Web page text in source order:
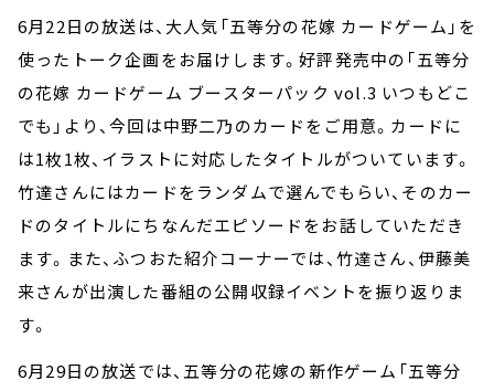
6月22日の放送は、大人気「五等分の花嫁 カードゲーム」を
使ったトーク企画をお届けします。好評発売中の「五等分
の花嫁 カードゲーム ブースターパック vol.3 いつもどこ
でも」より、今回は中野二乃のカードをご用意。カードに
は1枚1枚、イラストに対応したタイトルがついています。
竹達さんにはカードをランダムで選んでもらい、そのカー
ドのタイトルにちなんだエピソードをお話していただき
ます。また、ふつおた紹介コーナーでは、竹達さん、伊藤美
来さんが出演した番組の公開収録イベントを振り返りま
す。
6月29日の放送では、五等分の花嫁の新作ゲーム「五等分